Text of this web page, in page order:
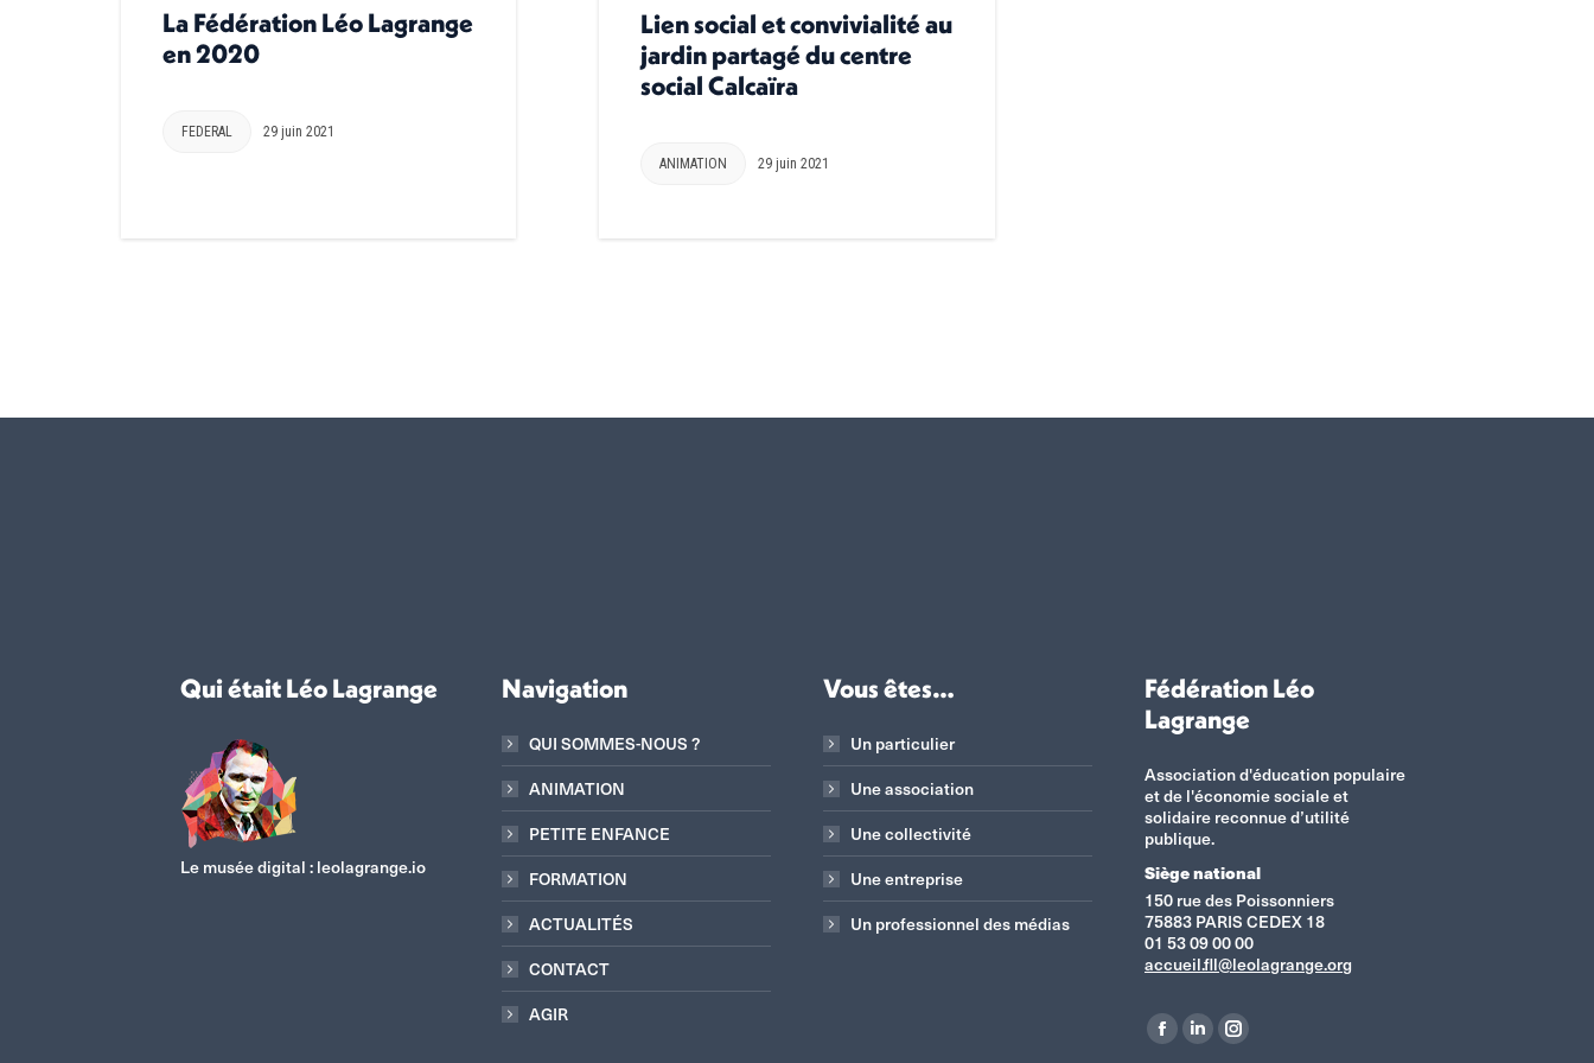
La Fédération Léo Lagrange
en 2020
FEDERAL 29 juin 2021
Lien social et convivialité au
jardin partagé du centre
social Calcaïra
ANIMATION 29 juin 2021
Qui était Léo Lagrange
Le musée digital : leolagrange.io
Navigation
QUI SOMMES-NOUS ?
ANIMATION
PETITE ENFANCE
FORMATION
ACTUALITÉS
CONTACT
AGIR
Vous êtes…
Un particulier
Une association
Une collectivité
Une entreprise
Un professionnel des médias
Fédération Léo
Lagrange
Association d'éducation populaire
et de l'économie sociale et
solidaire reconnue d’utilité
publique.
Siège national
150 rue des Poissonniers
75883 PARIS CEDEX 18
01 53 09 00 00
accueil.fll@leolagrange.org
Retrouvez-nous sur :
La
La
La